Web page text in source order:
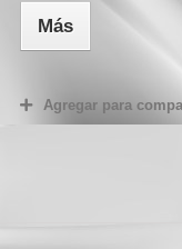
Más
Agregar para